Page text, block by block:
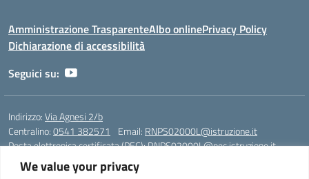
We value your privacy
Amministrazione TrasparenteAlbo onlinePrivacy Policy
Dichiarazione di accessibilità
Seguici su:
Indirizzo:Via Agnesi 2/b
Centralino:0541 382571 Email: RNPS02000L@istruzione.it
Posta elettronica certificata (PEC):RNPS02000L@pec.istruzione.it
Codice fiscale: 82009530401